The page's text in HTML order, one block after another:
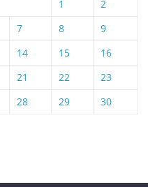
1
2
7 8
9
14 15
16
21 22
23
28 29 30